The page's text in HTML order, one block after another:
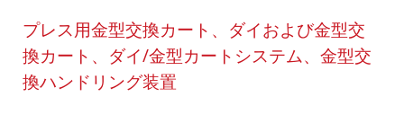
プレス用金型交換カート、ダイおよび金型交
換カート、ダイ/金型カートシステム、金型交
換ハンドリング装置